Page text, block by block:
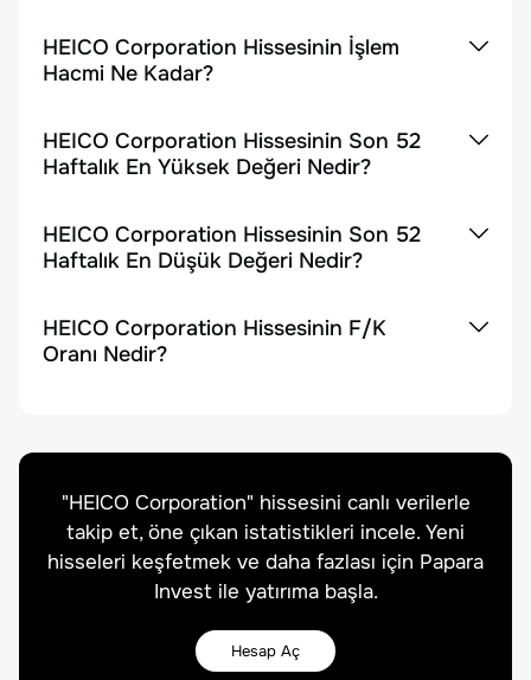
HEICO Corporation Hissesinin İşlem
Hacmi Ne Kadar?
HEICO Corporation Hissesinin Son 52
Haftalık En Yüksek Değeri Nedir?
HEICO Corporation Hissesinin Son 52
Haftalık En Düşük Değeri Nedir?
HEICO Corporation Hissesinin F/K
Oranı Nedir?
"HEICO Corporation" hissesini canlı verilerle
takip et, öne çıkan istatistikleri incele. Yeni
hisseleri keşfetmek ve daha fazlası için Papara
Invest ile yatırıma başla.
Hesap Aç